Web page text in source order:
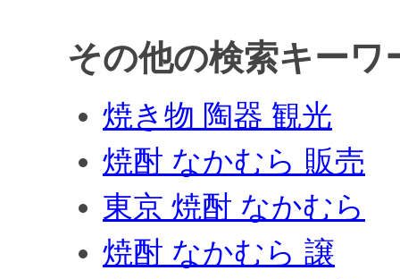
その他の検索キーワ
焼き物 陶器 観光
焼酎 なかむら 販売
東京 焼酎 なかむら
焼酎 なかむら 譲